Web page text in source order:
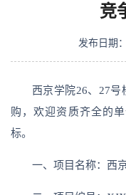
竞
发布日期
西京学院26、27
购，欢迎资质齐全的
标。
一、项目名称：西